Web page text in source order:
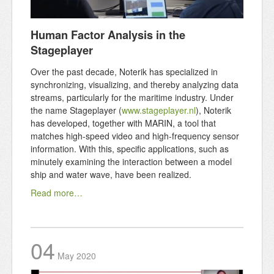
Human Factor Analysis in the
Stageplayer
Over the past decade, Noterik has specialized in
synchronizing, visualizing, and thereby analyzing data
streams, particularly for the maritime industry. Under
the name Stageplayer (www.stageplayer.nl), Noterik
has developed, together with MARIN, a tool that
matches high-speed video and high-frequency sensor
information. With this, specific applications, such as
minutely examining the interaction between a model
ship and water wave, have been realized.
Read more…
04 May 2020